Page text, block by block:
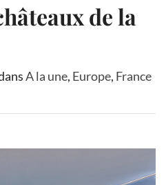
de la
A la une, Europe, France